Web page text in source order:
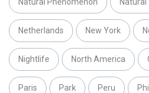
Netherlands New York
Nightlife North America
Paris Park Peru